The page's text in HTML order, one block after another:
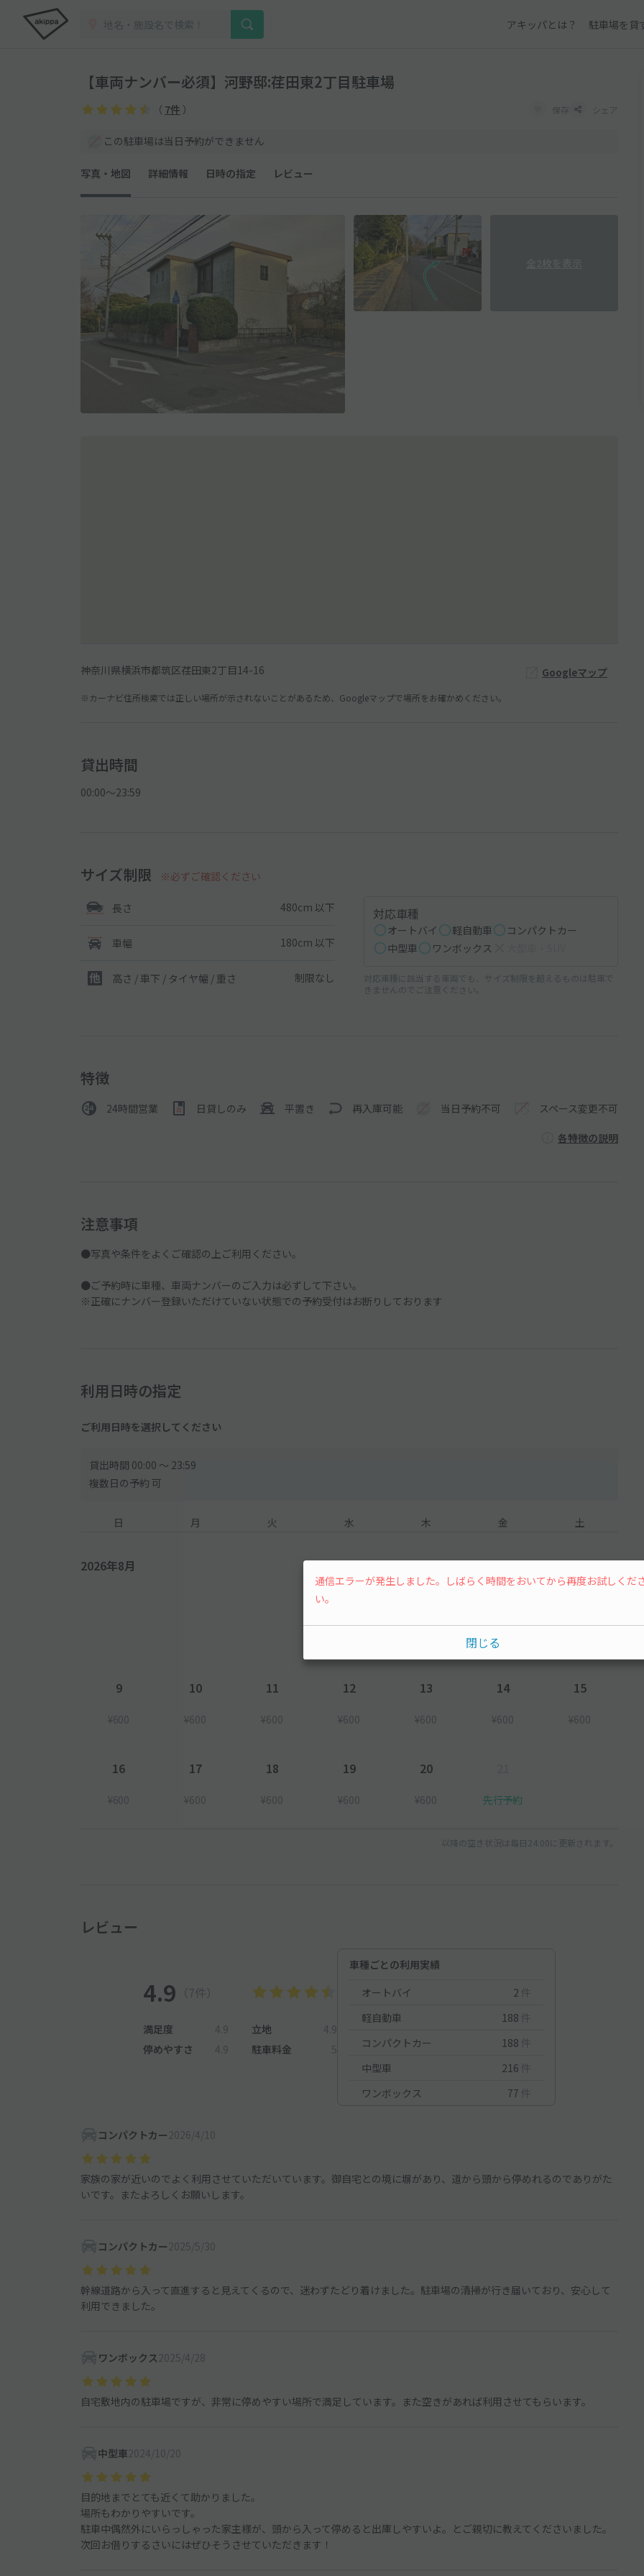
アキッパとは？ 駐車場を貸
【車両ナンバー必須】河野邸:荏田東2丁目駐車場
（ 7件 ） 保存 シェア
この駐車場は当日予約ができません
写真・地図 詳細情報 日時の指定 レビュー
神奈川県横浜市都筑区荏田東2丁目14-16 Googleマップ
※カーナビ住所検索では正しい場所が示されないことがあるため、Googleマップで場所をお確かめください。
貸出時間
00:00〜23:59
サイズ制限 ※必ずご確認ください
長さ 480cm 以下
車幅 180cm 以下
高さ / 車下 / タイヤ幅 / 重さ 制限なし
対応車種
オートバイ 軽自動車
コンパクトカー
中型車
ワンボックス
対応車種に該当する車両でも、サイズ制限を超えるものは駐車で
きませんのでご注意ください。
特徴
24時間営業 日貸しのみ 平置き 再入庫可能 当日予約不可 スペース変更不可
各特徴の説明
注意事項
●写真や条件をよくご確認の上ご利用ください。
●ご予約時に車種、車両ナンバーのご入力は必ずして下さい。
※正確にナンバー登録いただけていない状態での予約受付はお断りしております
利用日時の指定
ご利用日時を選択してください
貸出時間 00:00 〜 23:59
複数日の予約 可
日 月 火 水 木 金 土
2026年8月
¥600
9
¥600
10
¥600
11
¥600
12
¥600
13
¥600
14
¥600
15
¥600
16
¥600
17
¥600
18
¥600
19
¥600
20
¥600 先行予約
以降の空き状況は毎日24:00に更新されます。
レビュー
4.9 （7件）
満足度 4.9 立地
4.9
停めやすさ
4.9 駐車料金 5
車種ごとの利用実績
オートバイ
2 件
軽自動車
188 件
コンパクトカー
188 件
中型車
216 件
ワンボックス
77 件
コンパクトカー 2026/4/10
家族の家が近いのでよく利用させていただいています。御自宅との境に塀があり、道から頭から停めれるのでありがた
いです。またよろしくお願いします。
コンパクトカー 2025/5/30
幹線道路から入って直進すると見えてくるので、迷わずたどり着けました。駐車場の清掃が行き届いており、安心して
利用できました。
ワンボックス 2025/4/28
自宅敷地内の駐車場ですが、非常に停めやすい場所で満足しています。また空きがあれば利用させてもらいます。
中型車2024/10/20
目的地までとても近くて助かりました。
場所もわかりやすいです。
駐車中偶然外にいらっしゃった家主様が、頭から入って停めると出庫しやすいよ。とご親切に教えてくださいました。
次回お借りするさいにはぜひそうさせていただきます！
通信エラーが発生しました。しばらく時間をおいてから再度お試しくだ
い。
閉じる